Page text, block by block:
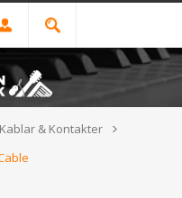
Kablar & Kontakter